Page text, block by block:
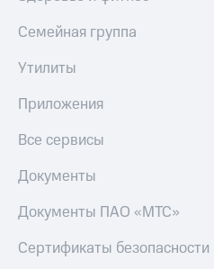
Семейная группа
Утилиты
Приложения
Все сервисы
Документы
Документы ПАО «МТС»
Сертификаты